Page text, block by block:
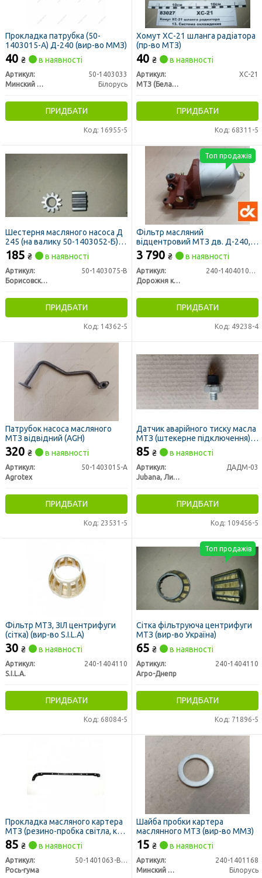
Прокладка патрубка (50-
1403015-А) Д-240 (вир-во ММЗ)
40 ₴ в наявності
Артикул:
50-1403033
Минский Моторный Завод
Білорусь
ПРИДБАТИ
Код: 16955-5
Хомут ХС-21 шланга радіатора
(пр-во МТЗ)
40 ₴ в наявності
Артикул:
ХС-21
МТЗ (Беларусь)
ПРИДБАТИ
Код: 68311-5
Шестерня масляного насоса Д
245 (на валику 50-1403052-Б)
(пр-во БЗА)
185 ₴ в наявності
Артикул:
50-1403075-В
Борисовский Завод Агрегатов, Беларусь
ПРИДБАТИ
Код: 14362-5
Фільтр масляний
відцентровий МТЗ дв. Д-240,
Д-243 (центрифуга) (ДК)
3 790 ₴ в наявності
Артикул:
240-1404010А-01
Дорожня карта
ПРИДБАТИ
Код: 49238-4
Топ продажів
Патрубок насоса масляного
МТЗ відвідний (AGH)
320 ₴ в наявності
Артикул:
50-1403015-А
Agrotex
ПРИДБАТИ
Код: 23531-5
Датчик аварійного тиску масла
МТЗ (штекерне підключення)
(ММ111) (вир-во Юбана)
85 ₴ в наявності
Артикул:
ДАДМ-03
Jubana, Литва
ПРИДБАТИ
Код: 109456-5
Фільтр МТЗ, ЗІЛ центрифуги
(сітка) (вир-во S.I.L.A)
30 ₴ в наявності
Артикул:
240-1404110
S.I.L.A.
ПРИДБАТИ
Код: 68084-5
Сітка фільтруюча центрифуги
МТЗ (вир-во Україна)
65 ₴ в наявності
Артикул:
240-1404110
Агро-Днепр
ПРИДБАТИ
Код: 71896-5
Топ продажів
Прокладка масляного картера
МТЗ (резино-пробка світла, к-т
из 2шт) (вир-во Рось-Гума)
85 ₴ в наявності
Артикул:
50-1401063-В1проб
Рось-гума
Шайба пробки картера
маслянного МТЗ (вир-во ММЗ)
15 ₴ в наявності
Артикул:
240-1401168
Минский Моторный Завод
Білорусь